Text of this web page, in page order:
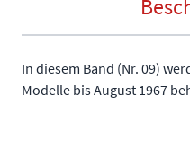
In diesem Band (Nr. 09)
Modelle bis August 1967